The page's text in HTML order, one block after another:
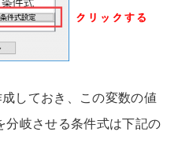
しておき、この変数の値
分岐させる条件式は下記の